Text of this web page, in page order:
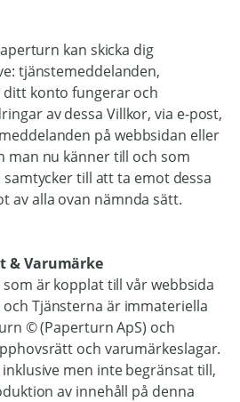
kan skicka dig
tjänstemeddelanden,
konto fungerar och
av dessa Villkor, via e-post,
på webbsidan eller
man nu känner till och som
till att ta emot dessa
av alla ovan nämnda sätt.
& Varumärke
är kopplat till vår webbsida
Tjänsterna är immateriella
© (Paperturn ApS) och
och varumärkeslagar.
men inte begränsat till,
av innehåll på denna